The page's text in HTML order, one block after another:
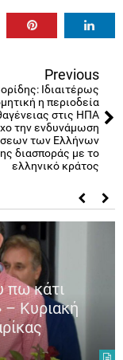
Previous
Ιδιαιτέρως
η περιοδεία
στις ΗΠΑ
την ενδυνάμωση
των Ελλήνων
διασποράς με το
ελληνικό κράτος
πω κάτι
– Κυριακή